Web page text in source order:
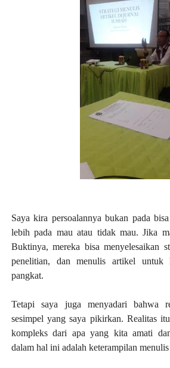
Saya kira persoalannya bukan pada
lebih pada mau atau tidak mau. Jika
Buktinya, mereka bisa menyelesaikan
penelitian, dan menulis artikel untuk
pangkat.
Tetapi saya juga menyadari bahwa
sesimpel yang saya pikirkan. Realitas
kompleks dari apa yang kita amati
dalam hal ini adalah keterampilan